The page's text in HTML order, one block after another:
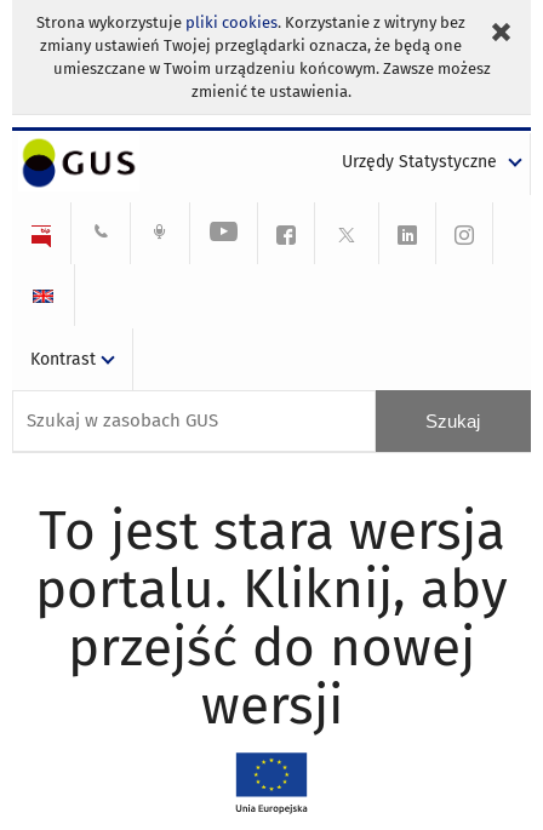
Strona wykorzystuje pliki cookies. Korzystanie z witryny bez
zmiany ustawień Twojej przeglądarki oznacza, że będą one
umieszczane w Twoim urządzeniu końcowym. Zawsze możesz
zmienić te ustawienia.
Urzędy Statystyczne
Kontrast
To jest stara wersja
portalu. Kliknij, aby
przejść do nowej
wersji